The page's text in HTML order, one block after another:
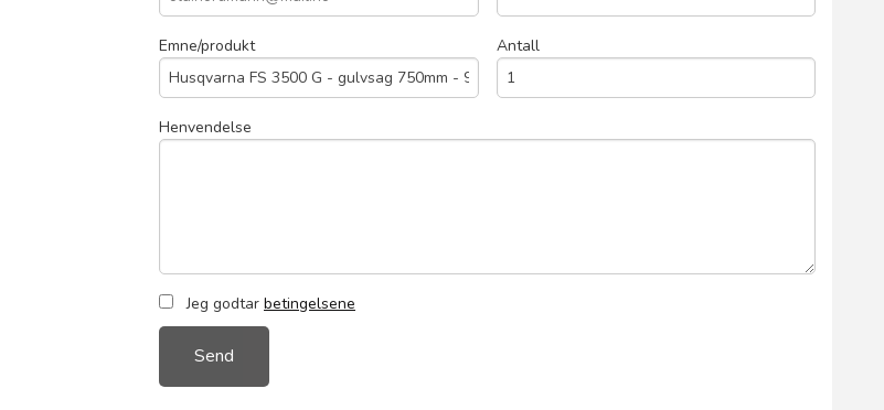
Emne/produkt Antall
Henvendelse
Jeg godtar betingelsene
Send